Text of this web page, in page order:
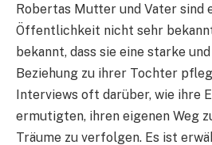
Robertas Mutter und Vater sind
Öffentlichkeit nicht sehr
bekannt, dass sie eine starke
Beziehung zu ihrer Tochter
Interviews oft darüber, wie ihre
ermutigten, ihren eigenen Weg
Träume zu verfolgen. Es ist